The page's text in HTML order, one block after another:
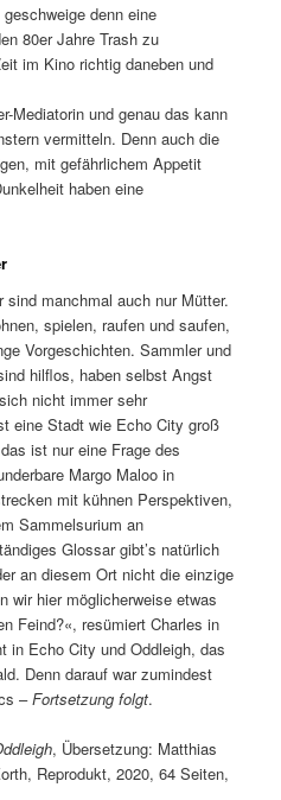
denn eine
80er Jahre Trash zu
im Kino richtig daneben und
Mediatorin und genau das kann
vermitteln. Denn auch die
mit gefährlichem Appetit
haben eine
manchmal auch nur Mütter.
spielen, raufen und saufen,
Vorgeschichten. Sammler und
hilflos, haben selbst Angst
nicht immer sehr
eine Stadt wie Echo City groß
ist nur eine Frage des
Margo Maloo in
mit kühnen Perspektiven,
Sammelsurium an
Glossar gibt’s natürlich
an diesem Ort nicht die einzige
wir hier möglicherweise etwas
Feind?«, resümiert Charles in
in Echo City und Oddleigh, das
Denn darauf war zumindest
–Fortsetzung folgt.
, Übersetzung: Matthias
Reprodukt, 2020, 64 Seiten,